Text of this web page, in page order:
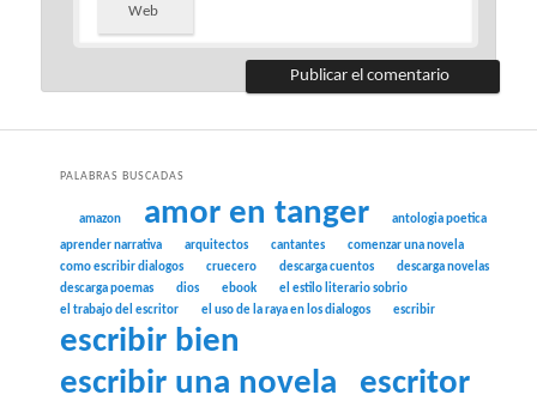
Web
PALABRAS BUSCADAS
amazon amor en tanger
antologia poetica
aprender narrativa
arquitectos cantantes
comenzar una novela
como escribir dialogos
cruecero descarga cuentos
descarga novelas
descarga poemas
dios ebook
el estilo literario sobrio
el trabajo del escritor
el uso de la raya en los dialogos escribir
escribir bien
escribir una novela
escritor